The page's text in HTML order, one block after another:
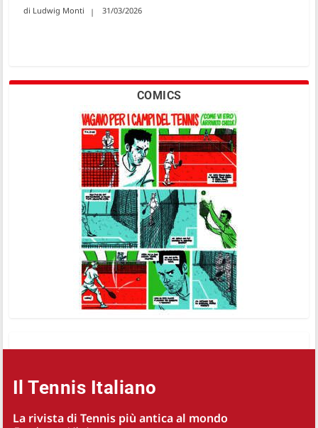
Ludwig Monti 31/03/2026
COMICS
Il Tennis Italiano
La rivista di Tennis più antica al mondo